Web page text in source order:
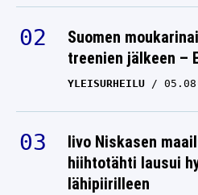
Suomen
treenien jälkeen –
YLEISURHEILU
Iivo Niskasen
hiihtotähti lausui
lähipiirilleen